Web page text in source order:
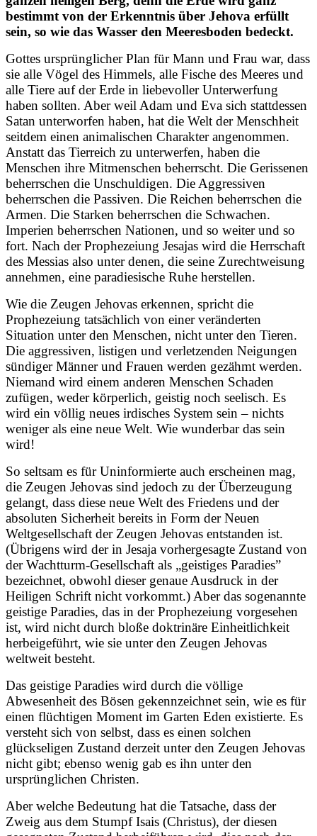
bestimmt von der Erkenntnis über Jehova erfüllt
sein, so wie das Wasser den Meeresboden bedeckt.
Gottes ursprünglicher Plan für Mann und Frau war, dass
sie alle Vögel des Himmels, alle Fische des Meeres und
alle Tiere auf der Erde in liebevoller Unterwerfung
haben sollten. Aber weil Adam und Eva sich stattdessen
Satan unterworfen haben, hat die Welt der Menschheit
seitdem einen animalischen Charakter angenommen.
Anstatt das Tierreich zu unterwerfen, haben die
Menschen ihre Mitmenschen beherrscht. Die Gerissenen
beherrschen die Unschuldigen. Die Aggressiven
beherrschen die Passiven. Die Reichen beherrschen die
Armen. Die Starken beherrschen die Schwachen.
Imperien beherrschen Nationen, und so weiter und so
fort. Nach der Prophezeiung Jesajas wird die Herrschaft
des Messias also unter denen, die seine Zurechtweisung
annehmen, eine paradiesische Ruhe herstellen.
Wie die Zeugen Jehovas erkennen, spricht die
Prophezeiung tatsächlich von einer veränderten
Situation unter den Menschen, nicht unter den Tieren.
Die aggressiven, listigen und verletzenden Neigungen
sündiger Männer und Frauen werden gezähmt werden.
Niemand wird einem anderen Menschen Schaden
zufügen, weder körperlich, geistig noch seelisch. Es
wird ein völlig neues irdisches System sein – nichts
weniger als eine neue Welt. Wie wunderbar das sein
wird!
So seltsam es für Uninformierte auch erscheinen mag,
die Zeugen Jehovas sind jedoch zu der Überzeugung
gelangt, dass diese neue Welt des Friedens und der
absoluten Sicherheit bereits in Form der Neuen
Weltgesellschaft der Zeugen Jehovas entstanden ist.
(Übrigens wird der in Jesaja vorhergesagte Zustand von
der Wachtturm-Gesellschaft als „geistiges Paradies”
bezeichnet, obwohl dieser genaue Ausdruck in der
Heiligen Schrift nicht vorkommt.) Aber das sogenannte
geistige Paradies, das in der Prophezeiung vorgesehen
ist, wird nicht durch bloße doktrinäre Einheitlichkeit
herbeigeführt, wie sie unter den Zeugen Jehovas
weltweit besteht.
Das geistige Paradies wird durch die völlige
Abwesenheit des Bösen gekennzeichnet sein, wie es für
einen flüchtigen Moment im Garten Eden existierte. Es
versteht sich von selbst, dass es einen solchen
glückseligen Zustand derzeit unter den Zeugen Jehovas
nicht gibt; ebenso wenig gab es ihn unter den
ursprünglichen Christen.
Aber welche Bedeutung hat die Tatsache, dass der
Zweig aus dem Stumpf Isais (Christus), der diesen